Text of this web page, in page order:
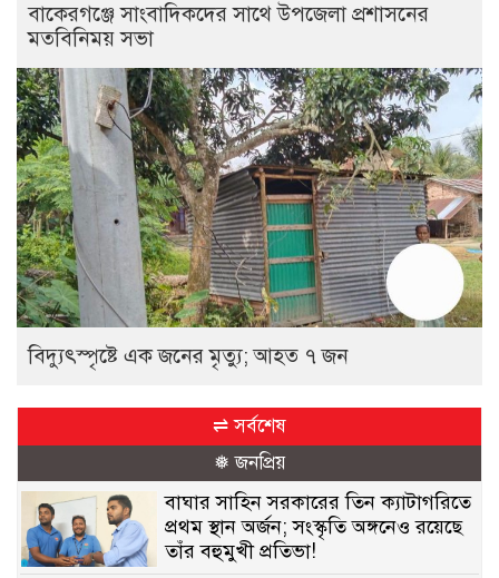
বাকেরগঞ্জে সাংবাদিকদের সাথে উপজেলা প্রশাসনের
মতবিনিময় সভা
বিদ্যুৎস্পৃষ্টে এক জনের মৃত্যু; আহত ৭ জন
⇌ সর্বশেষ
❅ জনপ্রিয়
বাঘার সাহিন সরকারের তিন ক্যাটাগরিতে
প্রথম স্থান অর্জন; সংস্কৃতি অঙ্গনেও রয়েছে
তাঁর বহুমুখী প্রতিভা!